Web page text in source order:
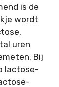
is de
wordt
uren
Bij
lactose-